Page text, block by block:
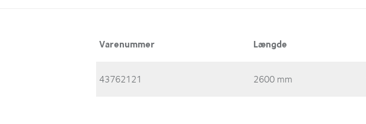
Varenummer Længde
43762121 2600 mm